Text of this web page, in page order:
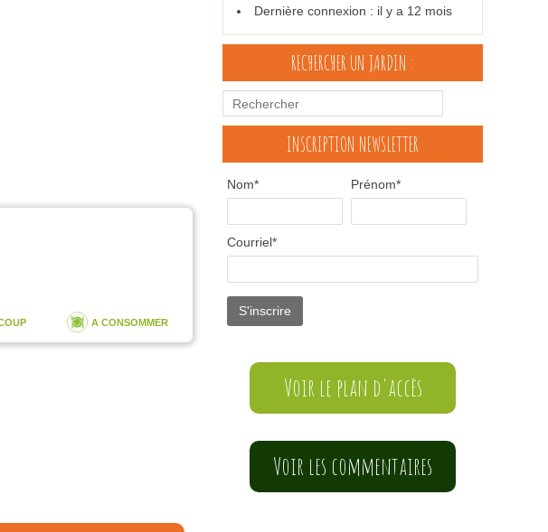
A CONSOMMER
Dernière connexion : il y a 12 mois
RECHERCHER UN JARDIN :
INSCRIPTION NEWSLETTER
Nom* Prénom*
Courriel*
Voir le plan d'accès
Voir les commentaires